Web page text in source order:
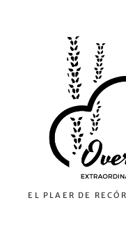
EL PLAER DE